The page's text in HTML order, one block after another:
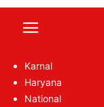
Karnal
Haryana
National